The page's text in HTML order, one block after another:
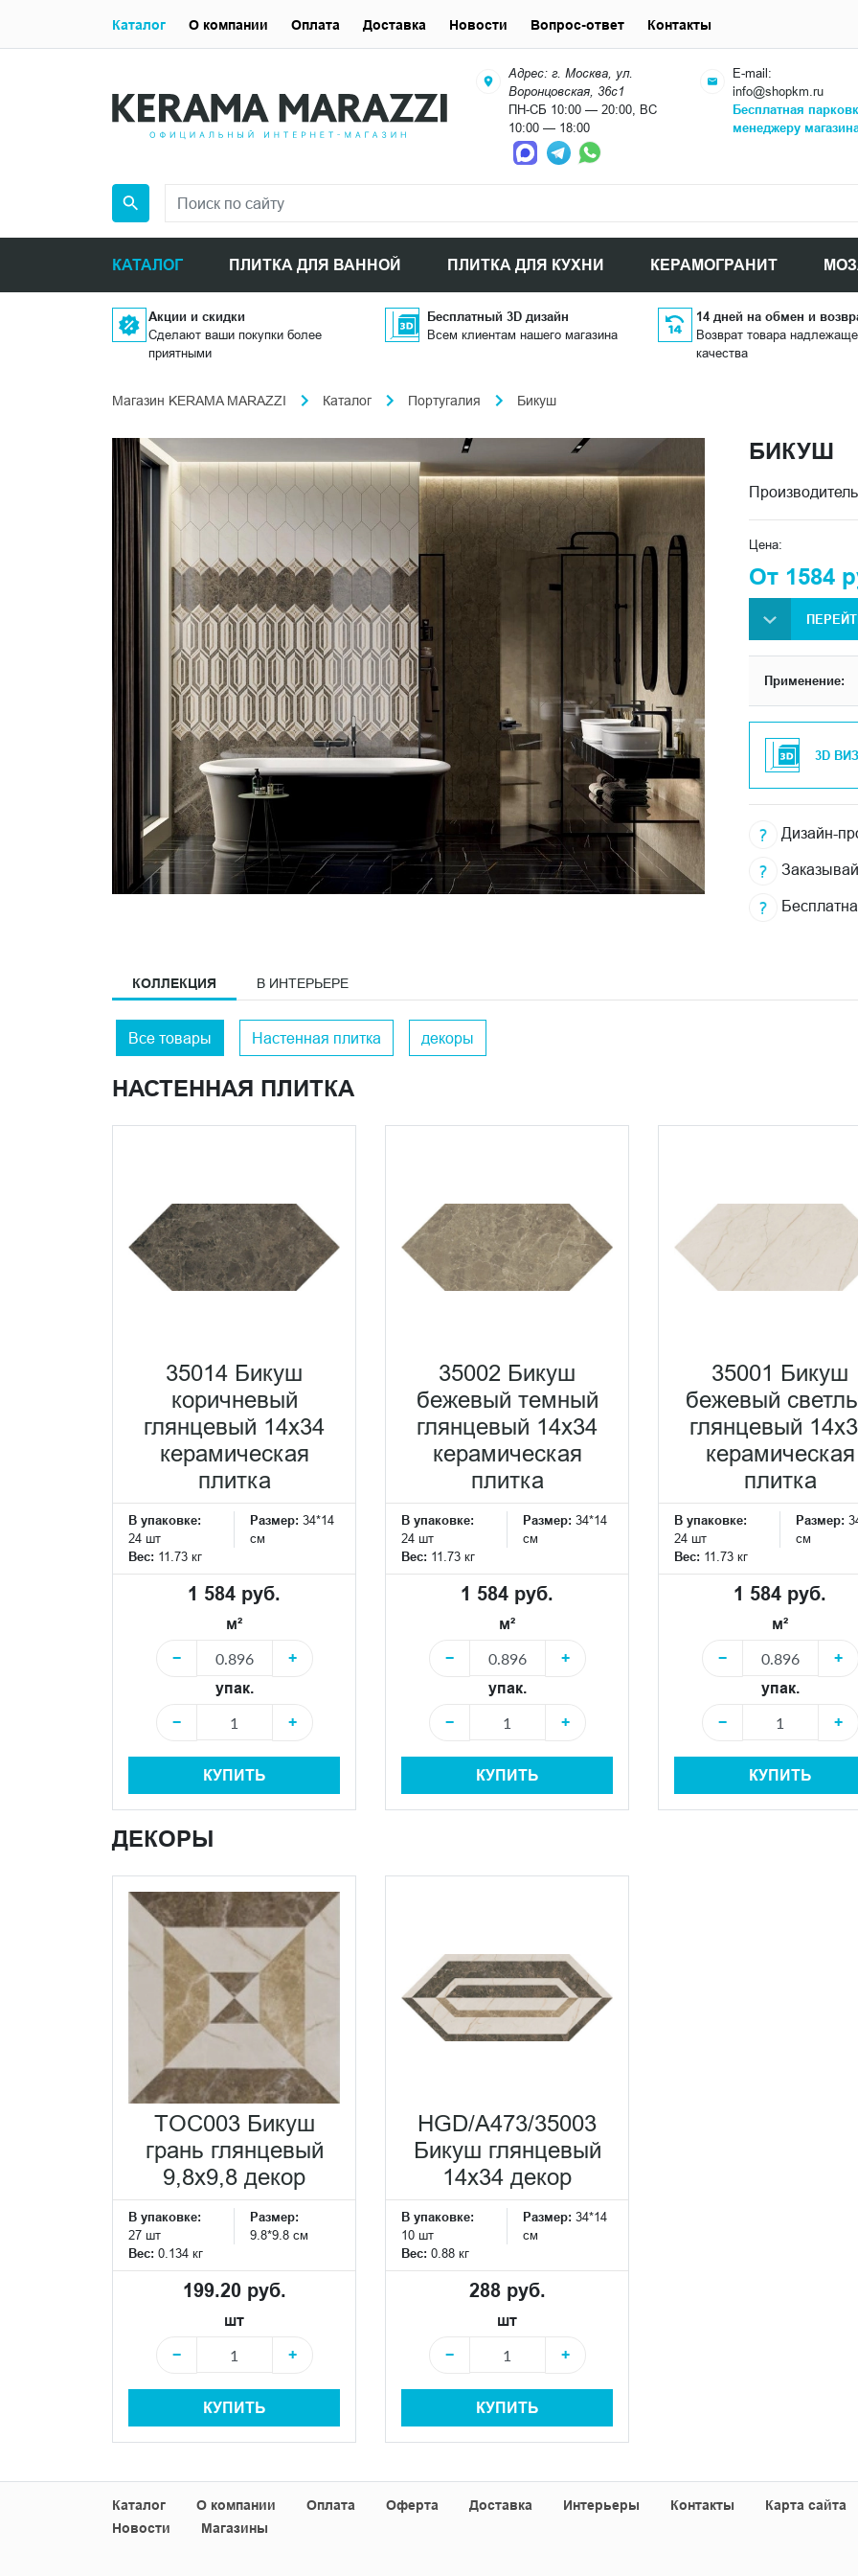
Адрес: г. Москва, ул.
Воронцовская, 36с1
ПН-СБ 10:00 — 20:00, ВС
10:00 — 18:00
E-mail:
info@shopkm.ru
Бесплатная
менеджеру
КАТАЛОГ ПЛИТКА ДЛЯ ВАННОЙ ПЛИТКА ДЛЯ КУХНИ КЕРАМОГРАНИТ
Каталог О компании Оплата Доставка Новости Вопрос-ответ Контакты
Акции и скидки
Сделают ваши покупки более
приятными
Бесплатный 3D дизайн
Всем клиентам нашего магазина
14 дней на обмен и
Возврат товара
качества
Магазин KERAMA MARAZZI Каталог Португалия Бикуш
БИКУШ
Цена:
От 1584
Применение:
3D
Дизайн-
КОЛЛЕКЦИЯ В ИНТЕРЬЕРЕ
Все товары Настенная плитка декоры
НАСТЕННАЯ ПЛИТКА
35014 Бикуш
коричневый
глянцевый 14х34
керамическая
плитка
В упаковке:
24 шт
Размер: 34*14
см
Вес: 11.73 кг
1 584 руб.
м²
−
+
упак.
−
+
КУПИТЬ
35002 Бикуш
бежевый темный
глянцевый 14х34
керамическая
плитка
В упаковке:
24 шт
Размер: 34*14
см
Вес: 11.73 кг
1 584 руб.
м²
−
+
упак.
−
+
КУПИТЬ
35001 Бикуш
бежевый
глянцевый
керамическая
плитка
В упаковке:
24 шт
Размер:
см
Вес: 11.73 кг
1 584 руб.
м²
−
+
упак.
−
+
КУПИТЬ
ДЕКОРЫ
TOC003 Бикуш
грань глянцевый
9,8х9,8 декор
В упаковке:
27 шт
Размер:
9.8*9.8 см
Вес: 0.134 кг
199.20 руб.
шт
−
+
КУПИТЬ
HGD/A473/35003
Бикуш глянцевый
14х34 декор
В упаковке:
10 шт
Размер: 34*14
см
Вес: 0.88 кг
288 руб.
шт
−
+
КУПИТЬ
Каталог О компании Оплата Оферта Доставка Интерьеры Контакты
Карта сайта
Новости
Магазины